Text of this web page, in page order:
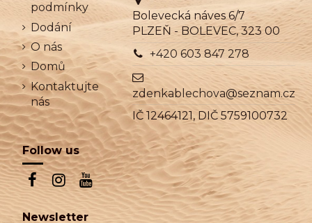
podmínky
Dodání
O nás
Domů
Kontaktujte
nás
Bolevecká náves 6/7
PLZEŇ - BOLEVEC, 323 00
+420 603 847 278
zdenkablechova@seznam.cz
IČ 12464121, DIČ 5759100732
Follow us
Newsletter